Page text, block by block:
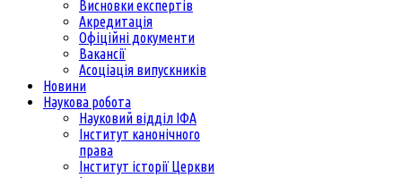
Висновки експертів
Акредитація
Офіційні документи
Вакансії
Асоціація випускників
Новини
Наукова робота
Науковий відділ ІФА
Інститут канонічного
права
Інститут історії Церкви